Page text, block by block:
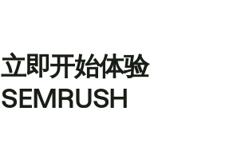
立即开始体验
SEMRUSH